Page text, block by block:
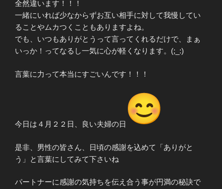
全然違います！！！
一緒にいれば少なからずお互い相手に対して我慢してい
ることやムカつくこともありますよね。
でも、いつもありがとうって言ってくれるだけで、まぁ
いっか！ってなるし一気に心が軽くなります。(;_:)
言葉に力って本当にすごいんです！！！
今日は４月２２日、良い夫婦の日
是非、男性の皆さん、日頃の感謝を込めて「ありがと
う」と言葉にしてみて下さいね
パートナーに感謝の気持ちを伝え合う事が円満の秘訣で